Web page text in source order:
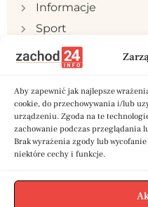
Aby zapewnić jak najlepsze
cookie, do przechowywania i/lub
urządzeniu. Zgoda na te
zachowanie podczas przeglądania
Brak wyrażenia zgody lub
niektóre cechy i funkcje.
Informacje
Sport
Publicystyka
Samorząd
Polityka
Reklama
Kontakt